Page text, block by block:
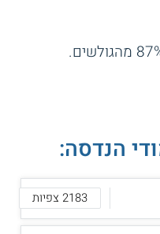
הנדסה:
2183 צפיות